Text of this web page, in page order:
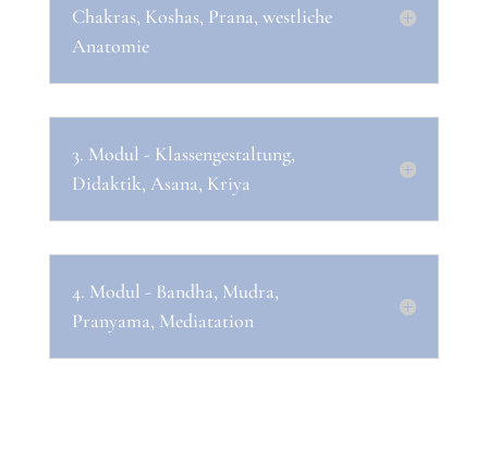
Chakras, Koshas, Prana, westliche
Anatomie
3. Modul - Klassengestaltung,
Didaktik, Asana, Kriya
4. Modul - Bandha, Mudra,
Pranyama, Mediatation